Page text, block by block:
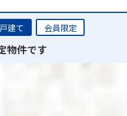
建て 会員限定
物件です